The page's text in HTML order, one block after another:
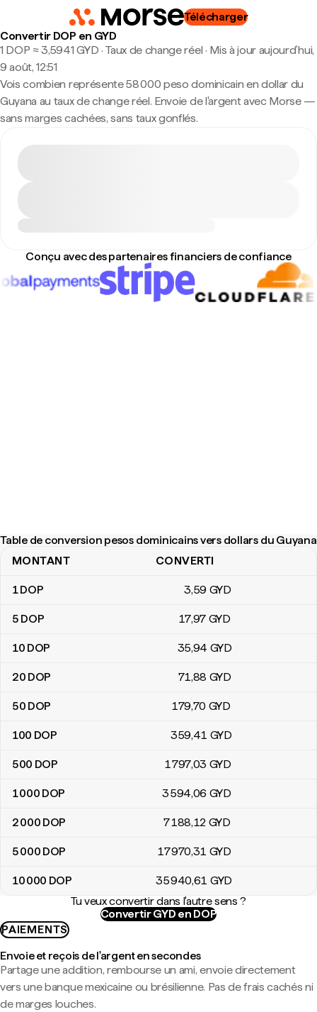
Télécharger
Convertir DOP en GYD
1 DOP ≈ 3,5941 GYD · Taux de change réel · Mis à jour aujourd’hui,
9 août, 12:51
Vois combien représente 58 000 peso dominicain en dollar du
Guyana au taux de change réel. Envoie de l'argent avec Morse —
sans marges cachées, sans taux gonflés.
Conçu avec des partenaires financiers de confiance
Table de conversion pesos dominicains vers dollars du Guyana
Table de conversion pesos dominicains vers dollars du Guyana
MONTANT CONVERTI
1DOP 3,59 GYD
5 DOP 17,97 GYD
10 DOP 35,94 GYD
20 DOP 71,88 GYD
50 DOP 179,70 GYD
100 DOP 359,41 GYD
500 DOP 1 797,03 GYD
1 000 DOP 3 594,06 GYD
2 000 DOP 7 188,12 GYD
5 000 DOP 17 970,31 GYD
10 000 DOP 35 940,61 GYD
Tu veux convertir dans l'autre sens ?
Convertir GYD en DOP
PAIEMENTS
Envoie et reçois de l'argent en secondes
Partage une addition, rembourse un ami, envoie directement
vers une banque mexicaine ou brésilienne. Pas de frais cachés ni
de marges louches.